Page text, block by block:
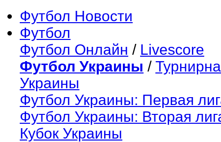
Футбол Новости
Футбол
Футбол Онлайн / Livescore
Футбол Украины /
Украины
Футбол Украины: Первая
Футбол Украины: Вторая
Кубок Украины